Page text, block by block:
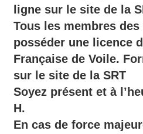
ligne sur le site de la
Tous les membres
posséder une licence
Française de Voile.
sur le site de la SRT
Soyez présent et à
H.
En cas de force